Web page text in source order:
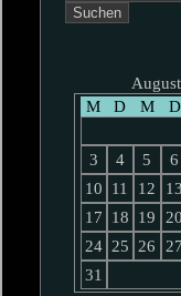
nach:
M
D M D
3
4 5 6
10
11 12 13
17
18 19 20
24 25 26 27
31